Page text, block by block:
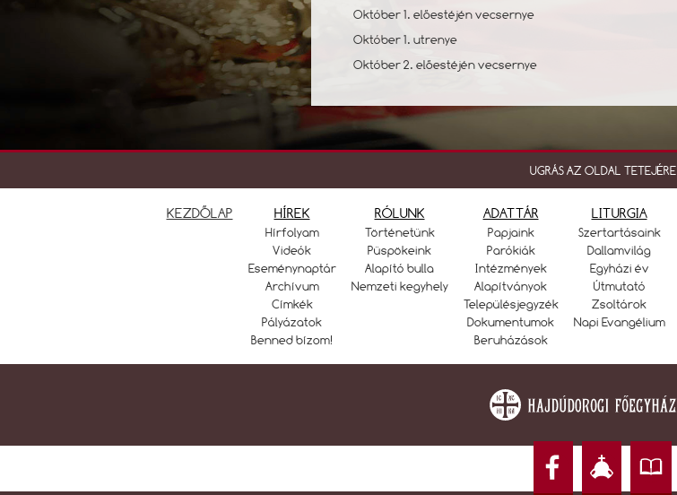
Október 1. előestéjén vecsernye
Október 1. utrenye
Október 2. előestéjén vecsernye
UGRÁS AZ OLDAL TETEJÉRE
KEZDŐLAP HÍREK
Hírfolyam
Videók
Eseménynaptár
Archívum
Címkék
Pályázatok
Benned bízom!
RÓLUNK
Történetünk
Püspökeink
Alapító bulla
Nemzeti kegyhely
ADATTÁR
Papjaink
Parókiák
Intézmények
Alapítványok
Településjegyzék
Dokumentumok
Beruházások
LITURGIA
Szertartásaink
Dallamvilág
Egyházi év
Útmutató
Zsoltárok
Napi Evangélium